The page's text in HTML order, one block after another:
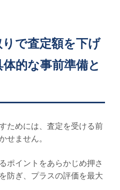
で査定額を下げ
的な事前準備と
ためには、査定を受ける前
せません。
ポイントをあらかじめ押さ
防ぎ、プラスの評価を最大